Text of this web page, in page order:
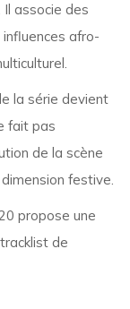
associe des
afro-
la série devient
fait pas
de la scène
festive.
propose une
de